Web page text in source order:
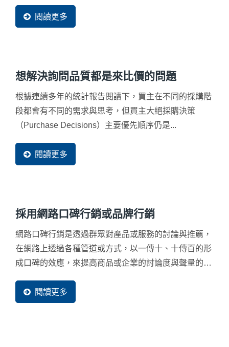
最終讓部落格行銷成為了企業的毒藥。目前國內行銷市
場其實非常熱絡，最重要的是找出需求、選擇出最適合
閱讀更多
想解決詢問品質都是來比價的問題
根據連續多年的統計報告閱讀下，買主在不同的採購階
段都會有不同的需求與思考，但買主大絕採購決策
（Purchase Decisions）主要優先順序仍是...
閱讀更多
採用網路口碑行銷或品牌行銷
網路口碑行銷是透過群眾對產品或服務的討論與推薦，
在網路上透過各種管道或方式，以一傳十、十傳百的形
成口碑的效應，來提高商品或企業的討論度與聲量的行
閱讀更多